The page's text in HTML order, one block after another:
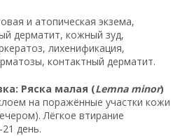
и атопическая экзема,
дерматит, кожный зуд,
лихенификация,
контактный дерматит.
Ряска малая (Lemna minor)
на поражённые участки кожи
Лёгкое втирание
день.